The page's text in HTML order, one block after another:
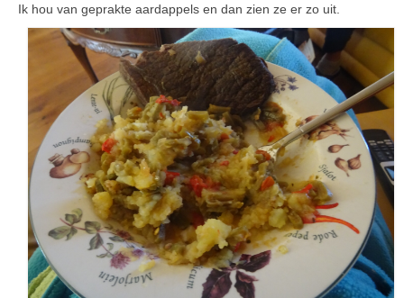
Ik hou van geprakte aardappels en dan zien ze er zo uit.